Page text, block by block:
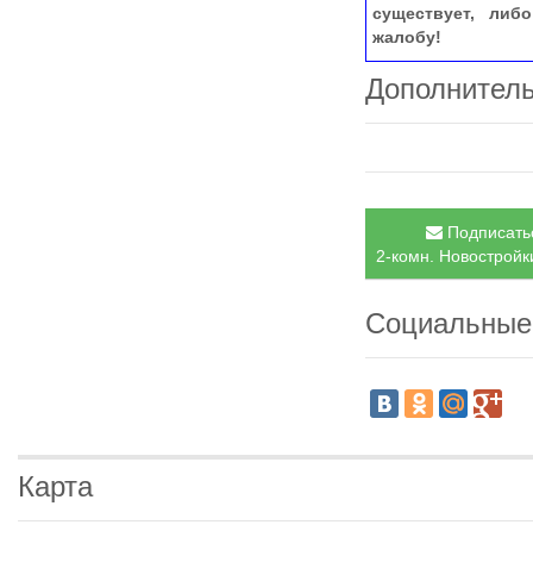
существует,
жалобу!
2-комн.
Карта